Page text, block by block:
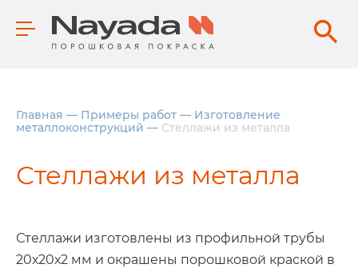
Главная — Примеры работ — Изготовление
металлоконструкций — Стеллажи из металла
Стеллажи из металла
Стеллажи изготовлены из профильной трубы
20х20х2 мм и окрашены порошковой краской в